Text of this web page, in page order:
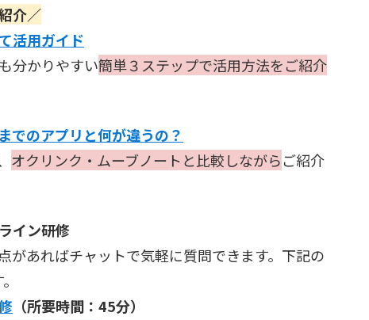
介／
活用ガイド
分かりやすい簡単３ステップで活用方法をご紹介
でのアプリと何が違うの？
オクリンク・ムーブノートと比較しながらご紹介
イン研修
があればチャットで気軽に質問できます。下記の
（所要時間：45分）